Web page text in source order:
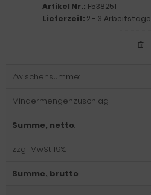
Artikel Nr.: F538251
Lieferzeit: 2 - 3 Arbeitstage
Zwischensumme:
Mindermengenzuschlag:
Summe, netto:
zzgl. MwSt. 19%:
Summe, brutto: